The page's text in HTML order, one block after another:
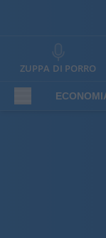
ZUPPA DI PORRO